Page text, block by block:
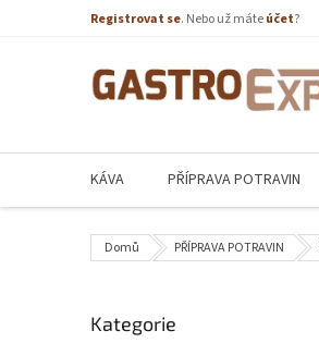
Registrovat se. Nebo už máteúčet?
KÁVA PŘÍPRAVA POTRAVIN
Domů PŘÍPRAVA POTRAVIN
o
Přeskočit
Kategorie